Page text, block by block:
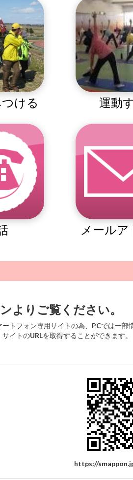
ける 運動
メールア
よりご覧ください。
トフォン専用サイトの為、PCでは一部
イトのURLを取得することができます。
https://